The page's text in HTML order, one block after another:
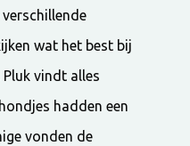
verschillende
wat het best bij
vindt alles
hadden een
vonden de